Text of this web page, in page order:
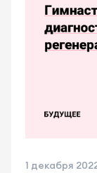
1 декабря